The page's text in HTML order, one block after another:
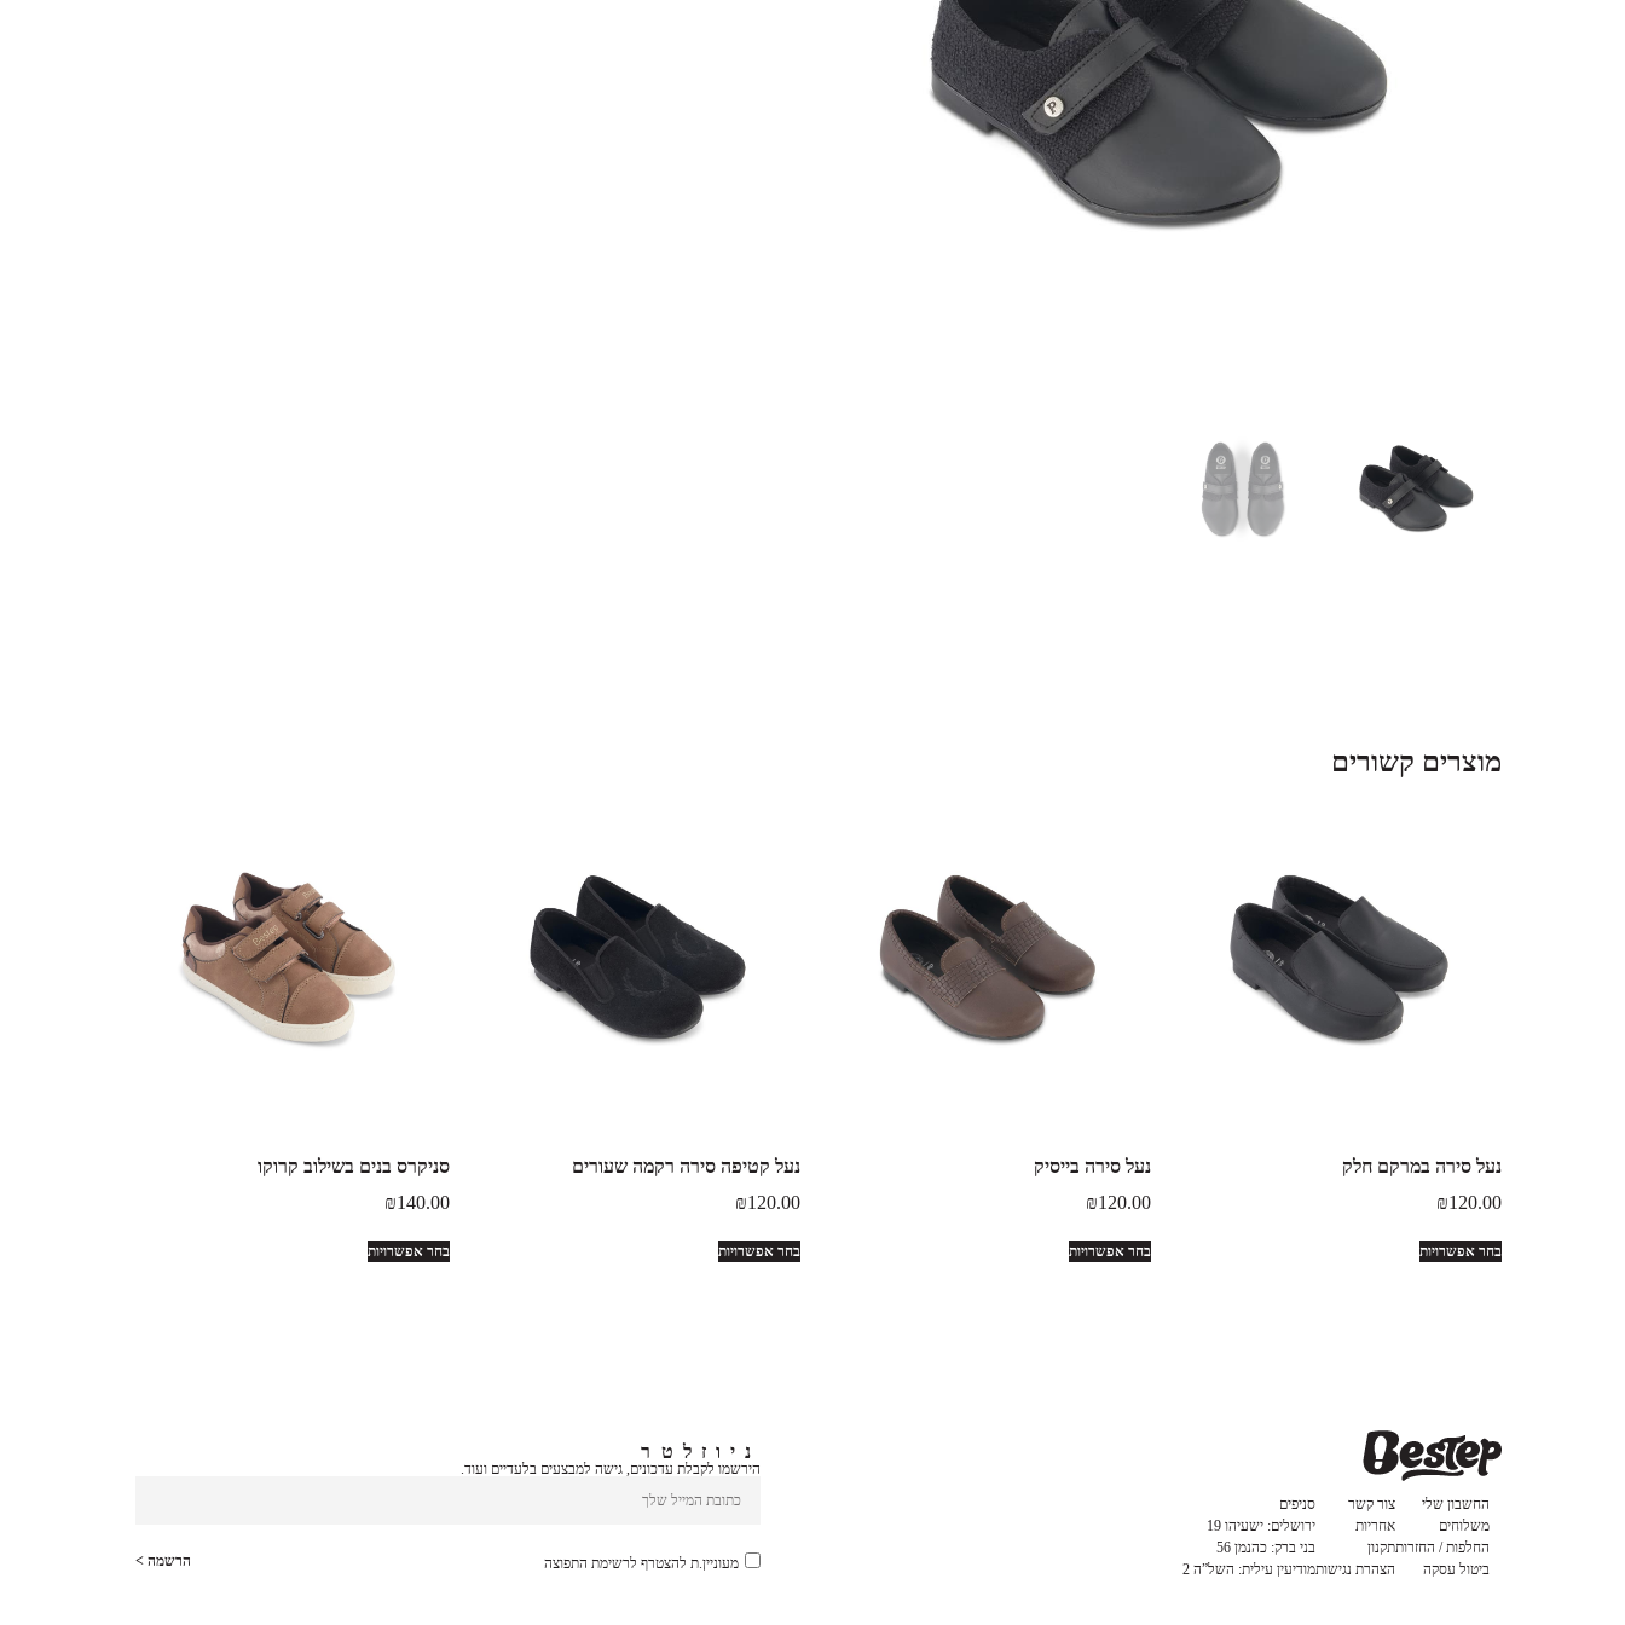
מוצרים קשורים
נעל סירה במרקם חלק
₪120.00
בחר אפשרויות
נעל סירה בייסיק
₪120.00
בחר אפשרויות
נעל קטיפה סירה רקמה שעורים
₪120.00
בחר אפשרויות
סניקרס בנים בשילוב קרוקו
₪140.00
בחר אפשרויות
החשבון שלי
משלוחים
החלפות / החזרות
ביטול עסקה
צור קשר
אחריות
תקנון
הצהרת נגישות
סניפים
ירושלים: ישעיהו 19
בני ברק: כהנמן 56
מודיעין עילית: השל”ה 2
ניוזלטר
הירשמו לקבלת עדכונים, גישה למבצעים בלעדיים ועוד.
מעוניין.ת להצטרף לרשימת התפוצה הרשמה >